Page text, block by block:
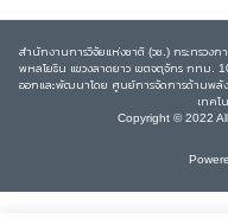
สำนักงานการวิจัยแห่งชาติ (วช.) กระทรวง
พหลโยธิน แขวงลาดยาว เขตจตุจักร กทม.
ออกและพัฒนาโดย ศูนย์การจัดการด้านพลั
เทคโ
Copyright © 2022